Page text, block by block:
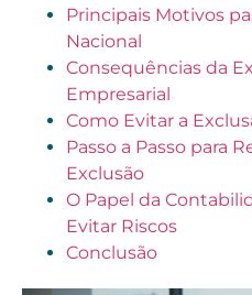
Principais Motivos
Nacional
Consequências da
Empresarial
Como Evitar a
Passo a Passo para
Exclusão
O Papel da
Evitar Riscos
Conclusão